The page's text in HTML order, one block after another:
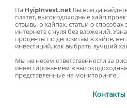
На HyipInvest.net Вы всегда
платят, высокодоходные хайп
отзывы о хайпах, статьи о способах
интернете с нуля без вложений.
проценты по депозитам в хайпе,
инвестиций, как выбрать лучший
Мы не несем ответственности за
инвестированием в
представленные на мониторинге.
Контакты